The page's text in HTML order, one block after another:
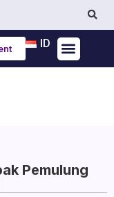
ID
Pemulung